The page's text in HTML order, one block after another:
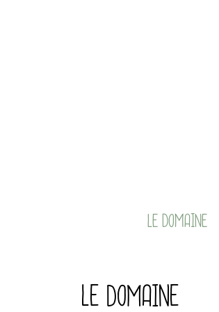
LE DOMAINE
LE DOMAINE